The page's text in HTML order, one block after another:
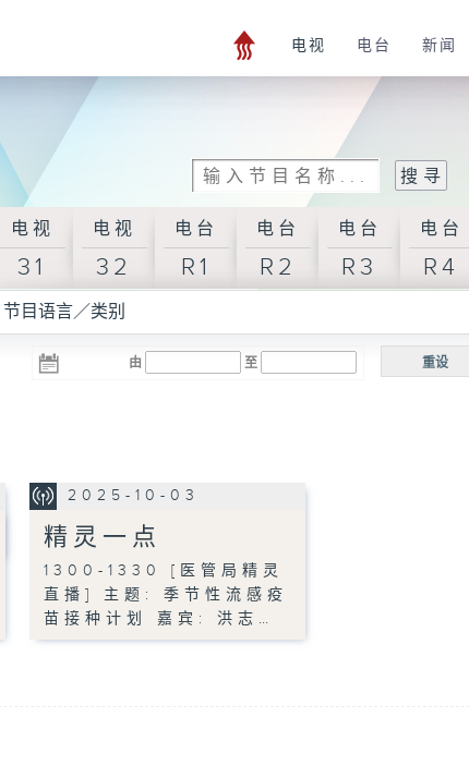
电视 电台 新闻
电视
31
电视
32
电台
R1
电台
R2
电台
R3
电台
R4
节目语言／类别
由 至 重设
2025-10-03
精灵一点
1300-1330 [医管局精灵
直播] 主题: 季节性流感疫
苗接种计划 嘉宾: 洪志…